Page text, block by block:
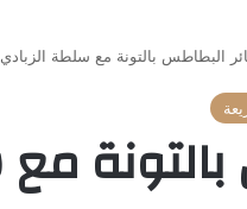
البطاطس بالتونة مع سلطة الزبادي
مع